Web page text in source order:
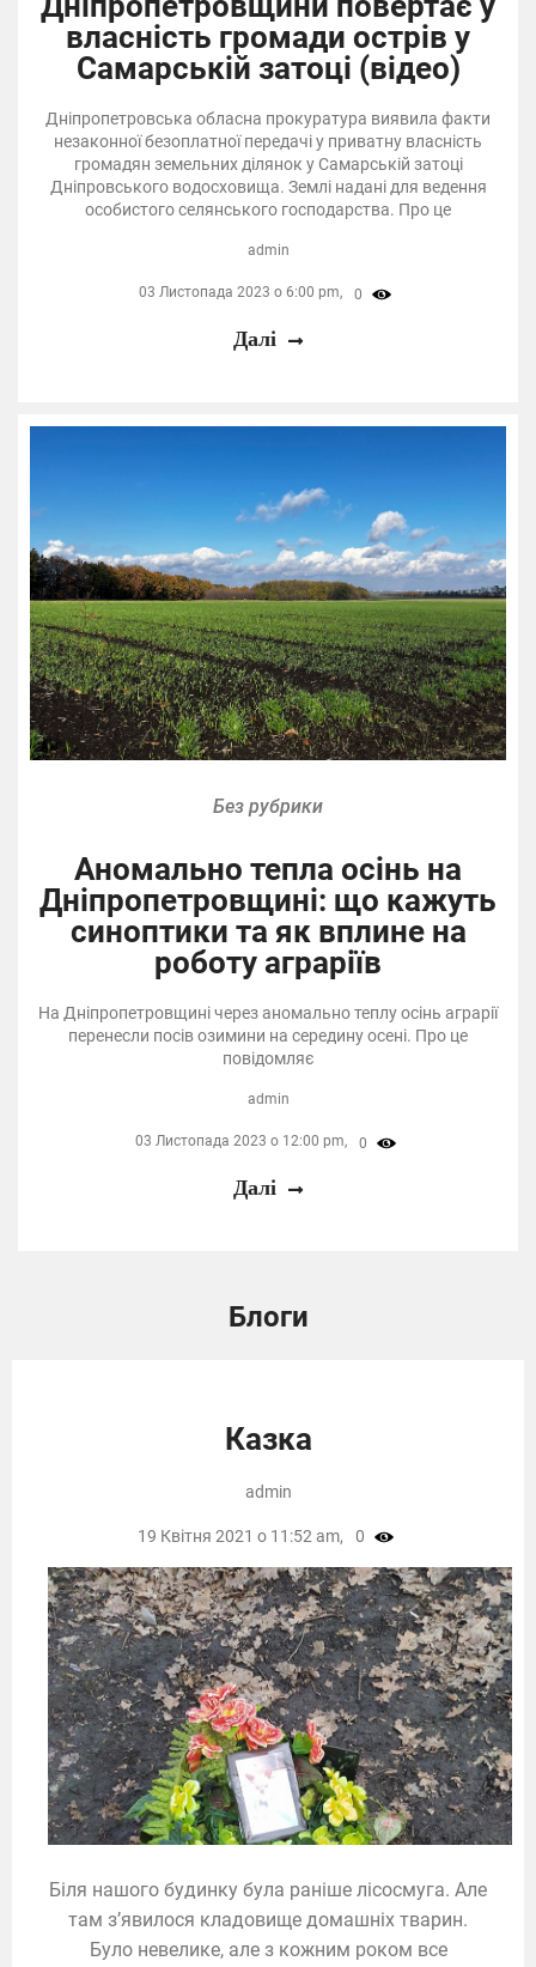
власність громади острів у
Самарській затоці (відео)
Дніпропетровська обласна прокуратура виявила факти
незаконної безоплатної передачі у приватну власність
громадян земельних ділянок у Самарській затоці
Дніпровського водосховища. Землі надані для ведення
особистого селянського господарства. Про це
admin
03 Листопада 2023 о 6:00 pm, 0
Далі
Без рубрики
Аномально тепла осінь на
Дніпропетровщині: що кажуть
синоптики та як вплине на
роботу аграріїв
На Дніпропетровщині через аномально теплу осінь аграрії
перенесли посів озимини на середину осені. Про це
повідомляє
admin
03 Листопада 2023 о 12:00 pm, 0
Далі
Блоги
Казка
Біля нашого будинку була раніше лісосмуга. Але
там з’явилося кладовище домашніх тварин.
Було невелике, але з кожним роком все
admin
19 Квітня 2021 о 11:52 am, 0